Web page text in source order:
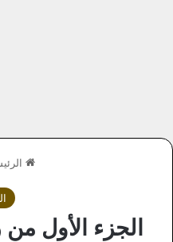
الجزء الأول